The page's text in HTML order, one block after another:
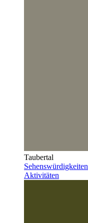
Taubertal
Sehenswürdigkeiten
Aktivitäten